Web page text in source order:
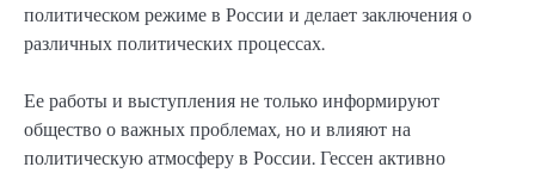
политическом режиме в России и делает заключения о
различных политических процессах.
Ее работы и выступления не только информируют
общество о важных проблемах, но и влияют на
политическую атмосферу в России. Гессен активно